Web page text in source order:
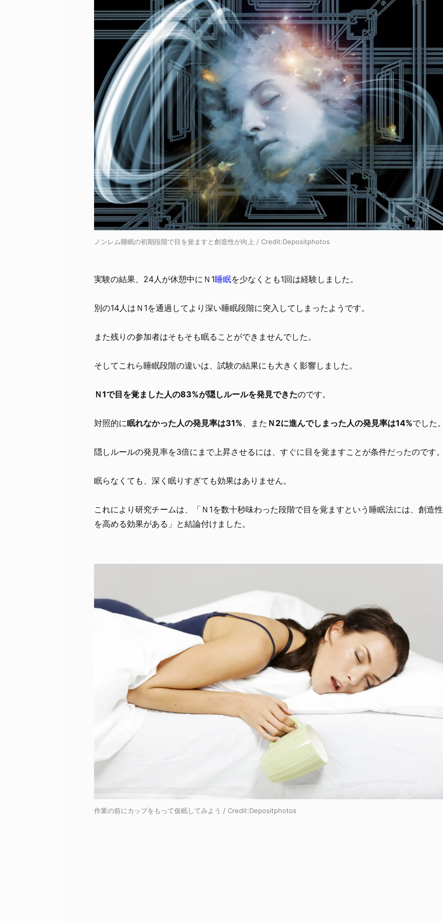
ノンレム睡眠の初期段階で目を覚ますと創造性が向上 / Credit:Depositphotos
実験の結果、24人が休憩中にＮ1睡眠を少なくとも1回は経験しました。
別の14人はＮ1を通過してより深い睡眠段階に突入してしまったようです。
また残りの参加者はそもそも眠ることができませんでした。
そしてこれら睡眠段階の違いは、試験の結果にも大きく影響しました。
Ｎ1で目を覚ました人の83%が隠しルールを発見できたのです。
対照的に眠れなかった人の発見率は31% 、また Ｎ2に進んでしまった人の発見率は14%でした。
隠しルールの発見率を3倍にまで上昇させるには、すぐに目を覚ますことが条件だったのです。
眠らなくても、深く眠りすぎても効果はありません。
これにより研究チームは、「Ｎ1を数十秒味わった段階で目を覚ますという睡眠法には、創造性
を高める効果がある」と結論付けました。
作業の前にカップをもって仮眠してみよう / Credit:Depositphotos